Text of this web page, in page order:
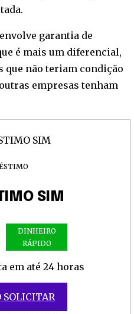
garantia de
é mais um diferencial,
que não teriam condição
empresas tenham
SIM
DINHEIRO
RÁPIDO
em até 24 horas
SOLICITAR